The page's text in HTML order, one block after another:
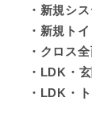
・新規シ
・新規ト
・クロス
・LDK・
・LDK・